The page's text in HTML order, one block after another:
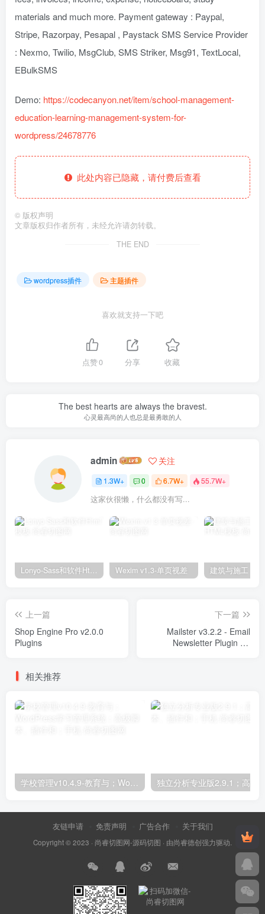
materials and much more. Payment gateway : Paypal,
Stripe, Razorpay, Pesapal , Paystack SMS Service Provider
: Nexmo, Twilio, MsgClub, SMS Striker, Msg91, TextLocal,
EBulkSMS
Demo: https://codecanyon.net/item/school-management-
education-learning-management-system-for-
wordpress/24678776
此处内容已隐藏，请付费后查看
© 版权声明
文章版权归作者所有，未经允许请勿转载。
THE END
wordpress插件 主题插件
喜欢就支持一下吧
点赞0 分享 收藏
The best hearts are always the bravest.
心灵最高尚的人也总是最勇敢的人
admin 关注
1.3W+ 0 6.7W+ 55.7W+
这家伙很懒，什么都没有写...
Lonyo-Sass和软件Html模板 Wexim v1.3-单页视差
上一篇
Shop Engine Pro v2.0.0
Plugins
下一篇
Mailster v3.2.2 - Email
Newsletter Plugin for
相关推荐
学校管理v10.4.9-教育与；WordPress学习管理系统；高级脚本、插件和；手机
友链申请 免责声明 广告合作 关于我们
Copyright © 2023 · 尚睿切图网-源码切图 · 由尚睿德创强力驱动.